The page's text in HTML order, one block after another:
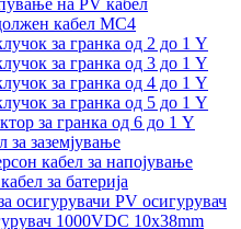
кабел MC4
за гранка од 2 до 1 Y
за гранка од 3 до 1 Y
за гранка од 4 до 1 Y
за гранка од 5 до 1 Y
за гранка од 6 до 1 Y
за заземјување
кабел за напојување
за батерија
осигурувачи PV осигурувач
1000VDC 10x38mm